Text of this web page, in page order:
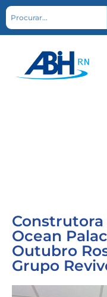
Construtora
Ocean
Outubro
Grupo